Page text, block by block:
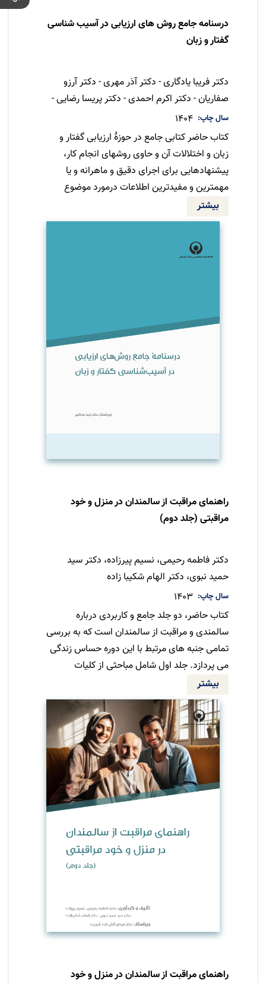
درسنامه جامع روش های ارزیابی در آسیب شناسی
گفتار و زبان
دکتر فریبا یادگاری - دکتر آذر مهری - دکتر آرزو
صفاریان - دکتر اکرم احمدی - دکتر پریسا رضایی -
محمدی - دکتر زهرا سادات قریشی - دکتر سید
ابوالفضل تهیدست - دکتر طلیعه ظریفیان - دکتر
عباس عبادی و...
سال چاپ 1404
کتاب حاضر کتابی جامع در حوزۀ ارزیابی گفتار و
زبان و اختلالات آن و حاوی روشهای انجام کار،
پیشنهادهایی برای اجرای دقیق و ماهرانه و یا
مهمترین و مفیدترین اطلاعات درمورد موضوع
های تخصصی است که با عنوان درسنامه تعریف
گردید. در این درسنامه تمامی حوزه ها و زیرحوزه
جدولها و نمودارهای اصیل استفاده شود ولی
دربسیاری از موارد که نمودار یا شکل از کتاب اصلی
به دست آمده است، در شرح تصویر، منبع مربوطه
قید گردید. واژه نامۀ اصطلاحات تخصصی، واژه
بیشتر
راهنمای مراقبت از سالمندان در منزل و خود
مراقبتی (جلد دوم)
دکتر فاطمه رحیمی، نسیم پیرزاده، دکتر سید
حمید نبوی، دکتر الهام شکیبا زاده
سال چاپ
1403
کتاب حاضر، دو جلد جامع و کاربردی درباره
سالمندی و مراقبت از سالمندان است که به بررسی
تمامی جنبه های مرتبط با این دوره حساس زندگی
می پردازد. جلد اول شامل مباحثی از کلیات
سالمندی، مراقبت های جسمی و روانی، تا
بیماریهای شایع و راهکارهای مراقبتی است. جلد
دوم به تغییرات رفتاری و اجتماعی، توانبخشی،
سالمندسازی و مسائل حقوقی می پردازد. این
کتاب همچنین به اهمیت سلامت مراقبین و روش
های خود مراقبتی آنان توجه ویژه ای دارد، چرا که
سلامت مراقبین نقش بسزایی در کیفیت مراقبت
از سالمندان دارد. مطالعه این اثر می تواند
راهگشای چالش های روزمره مراقبت از سالمندان
باشد و به ایجاد ارتباطی مؤثر و محبت آمیز بین
مراقبین و سالمندان کمک کند.
بیشتر
راهنمای مراقبت از سالمندان در منزل و خود